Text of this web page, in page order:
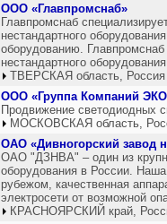
ООО «Главпромснаб»
Главпромснаб
нестандартного
оборудованию.
нестандартного
ТВЕРСКАЯ область, Россия
ООО «Группа Компаний
Продвижение светодиодных
МОСКОВСКАЯ область,
ОАО «Дивногорский завод
ОАО "ДЗНВА" – один из
оборудования в России. Наша
рубежом, качественная
электросети от возможной
КРАСНОЯРСКИЙ край,